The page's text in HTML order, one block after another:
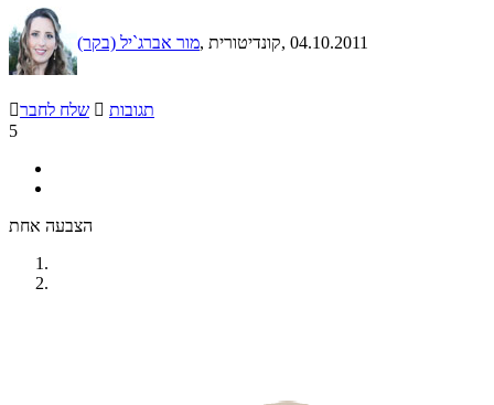
מור אברג`יל (בקר) , קונדיטורית, 04.10.2011
שלח לחבר  תגובות
5
הצבעה אחת